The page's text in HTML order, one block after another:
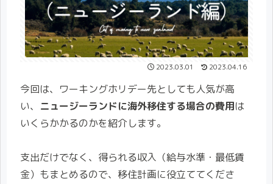
2023.03.01 2023.04.16
今回は、ワーキングホリデー先としても人気が高
い、 ニュージーランドに海外移住する場合の費用は
いくらかかるのかを紹介します。
支出だけでなく、得られる収入（給与水準・最低賃
金）もまとめるので、移住計画に役立ててくださ